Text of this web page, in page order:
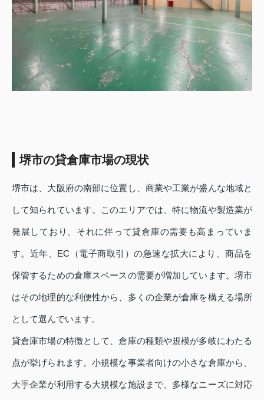
堺市の貸倉庫市場の現状
堺市は、大阪府の南部に位置し、商業や工業が盛んな地域と
して知られています。このエリアでは、特に物流や製造業が
発展しており、それに伴って貸倉庫の需要も高まっていま
す。近年、EC（電子商取引）の急速な拡大により、商品を
保管するための倉庫スペースの需要が増加しています。堺市
はその地理的な利便性から、多くの企業が倉庫を構える場所
として選んでいます。
貸倉庫市場の特徴として、倉庫の種類や規模が多岐にわたる
点が挙げられます。小規模な事業者向けの小さな倉庫から、
大手企業が利用する大規模な施設まで、多様なニーズに対応